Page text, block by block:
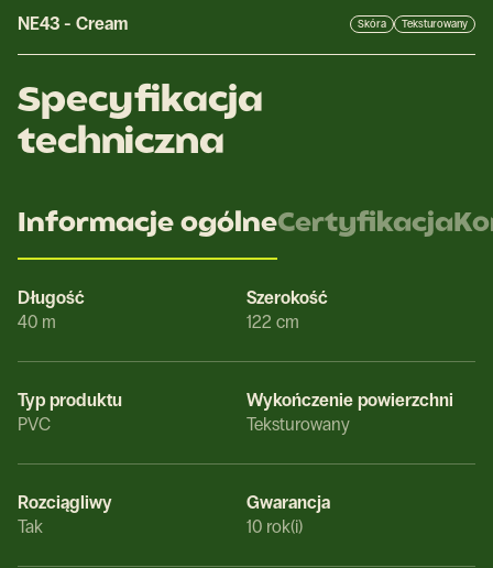
NE43 - Cream Skóra Teksturowany
Specyfikacja
techniczna
Informacje ogólneCertyfikacja
Długość
40 m
Szerokość
122 cm
Typ produktu
PVC
Wykończenie powierzchni
Teksturowany
Rozciągliwy
Tak
Gwarancja
10 rok(i)